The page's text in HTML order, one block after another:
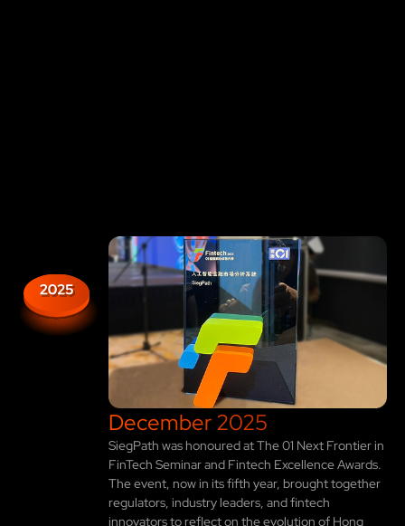
December 2025
SiegPath was honoured at The 01 Next Frontier in
FinTech Seminar and Fintech Excellence Awards.
The event, now in its fifth year, brought together
regulators, industry leaders, and fintech
innovators to reflect on the evolution of Hong